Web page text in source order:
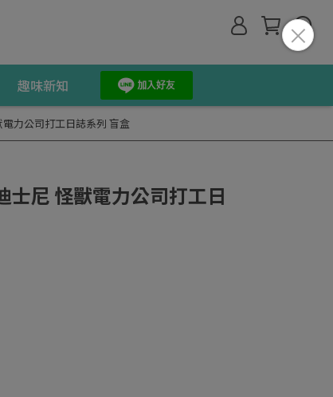
趣味新知
力公司打工日誌系列 盲盒
士尼 怪獸電力公司打工日